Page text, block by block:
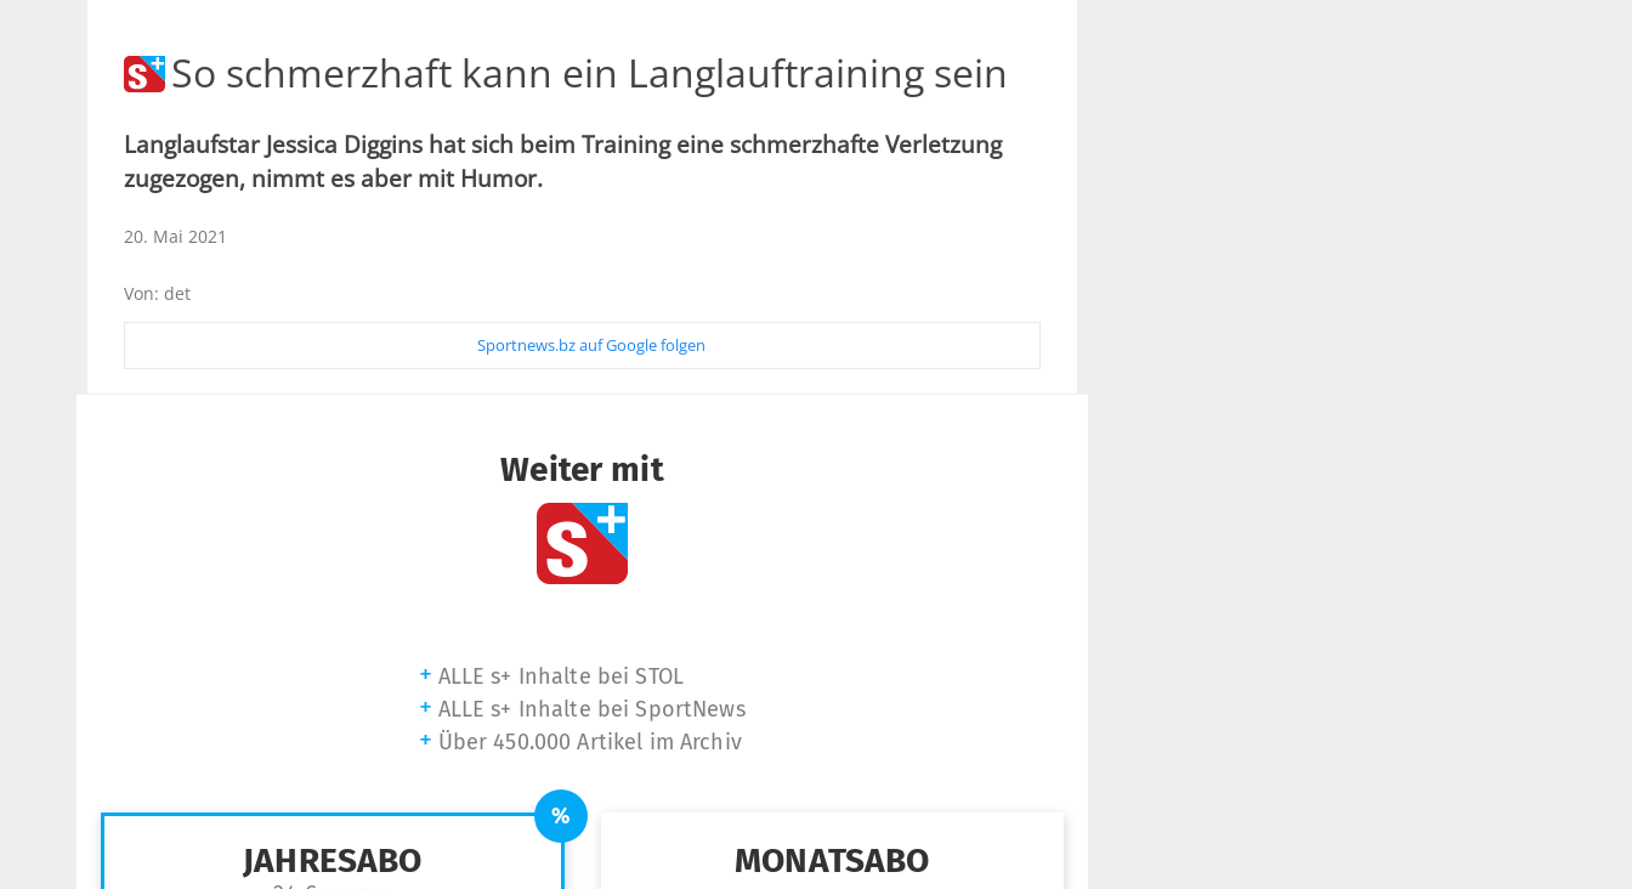
So schmerzhaft kann ein Langlauftraining sein
Langlaufstar Jessica Diggins hat sich beim Training eine schmerzhafte Verletzung
zugezogen, nimmt es aber mit Humor.
20. Mai 2021
Von: det
Sportnews.bz auf Google folgen